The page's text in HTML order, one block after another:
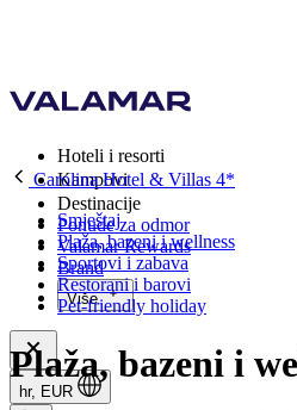
Hoteli i resorti
Kampovi
Destinacije
Ponude za odmor
Valamar Rewards
Brand
Više
hr, EUR
Carolina Hotel & Villas 4*
Smještaj
Plaža, bazeni i wellness
Sportovi i zabava
Restorani i barovi
Pet-friendly holiday
Plaža, bazeni i